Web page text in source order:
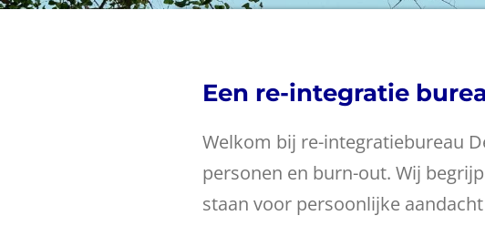
Een re-integratie
Welkom bij re-integratiebureau
personen en burn-out. Wij
staan voor persoonlijke